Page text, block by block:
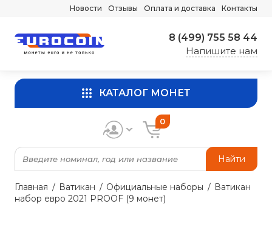
Новости Отзывы Оплата и доставка Контакты
8 (499) 755 58 44
Напишите нам
КАТАЛОГ МОНЕТ
Найти
0
Главная Ватикан Официальные наборы
Ватикан
набор евро 2021 PROOF (9 монет)